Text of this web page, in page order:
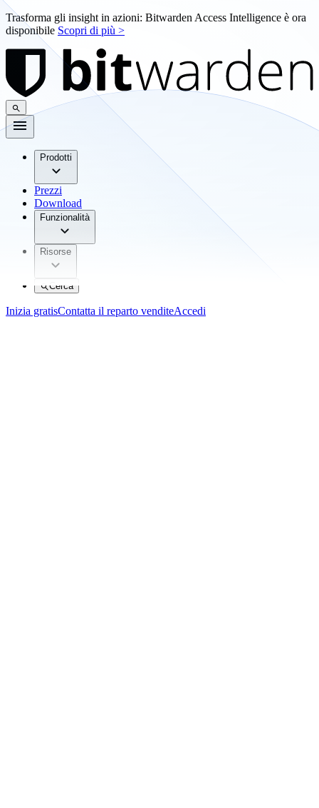
Trasforma gli insight in azioni: Bitwarden Access Intelligence è ora
disponibile Scopri di più >
Prodotti
Prezzi
Download
Funzionalità
Risorse
Cerca
Inizia gratisContatta il reparto venditeAccedi